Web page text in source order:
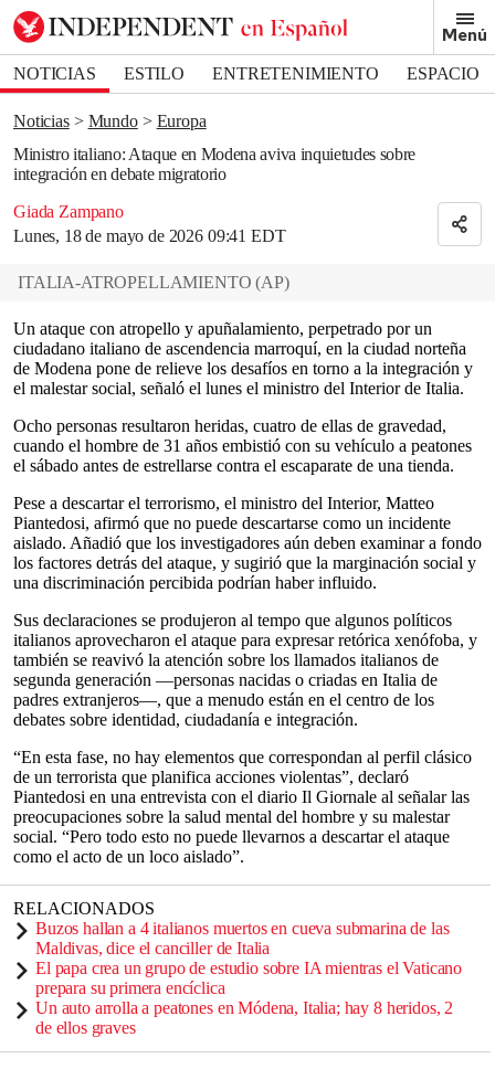
Menú
NOTICIAS ESTILO ENTRETENIMIENTO
ESPACIO
DEPORTES
Noticias Mundo
Europa
Ministro italiano: Ataque en Modena aviva inquietudes sobre
integración en debate migratorio
Giada Zampano
Lunes, 18 de mayo de 2026 09:41 EDT
Bookmark popover
Removed from bookmarks
Close popover
ITALIA-ATROPELLAMIENTO (AP)
Un ataque con atropello y apuñalamiento, perpetrado por un
ciudadano italiano de ascendencia marroquí, en la ciudad norteña
de Modena pone de relieve los desafíos en torno a la integración y
el malestar social, señaló el lunes el ministro del Interior de Italia.
Ocho personas resultaron heridas, cuatro de ellas de gravedad,
cuando el hombre de 31 años embistió con su vehículo a peatones
el sábado antes de estrellarse contra el escaparate de una tienda.
Pese a descartar el terrorismo, el ministro del Interior, Matteo
Piantedosi, afirmó que no puede descartarse como un incidente
aislado. Añadió que los investigadores aún deben examinar a fondo
los factores detrás del ataque, y sugirió que la marginación social y
una discriminación percibida podrían haber influido.
Sus declaraciones se produjeron al tempo que algunos políticos
italianos aprovecharon el ataque para expresar retórica xenófoba, y
también se reavivó la atención sobre los llamados italianos de
segunda generación —personas nacidas o criadas en Italia de
padres extranjeros—, que a menudo están en el centro de los
debates sobre identidad, ciudadanía e integración.
“En esta fase, no hay elementos que correspondan al perfil clásico
de un terrorista que planifica acciones violentas”, declaró
Piantedosi en una entrevista con el diario Il Giornale al señalar las
preocupaciones sobre la salud mental del hombre y su malestar
social. “Pero todo esto no puede llevarnos a descartar el ataque
como el acto de un loco aislado”.
RELACIONADOS
Buzos hallan a 4 italianos muertos en cueva submarina de las
Maldivas, dice el canciller de Italia
El papa crea un grupo de estudio sobre IA mientras el Vaticano
prepara su primera encíclica
Un auto arrolla a peatones en Módena, Italia; hay 8 heridos, 2
de ellos graves